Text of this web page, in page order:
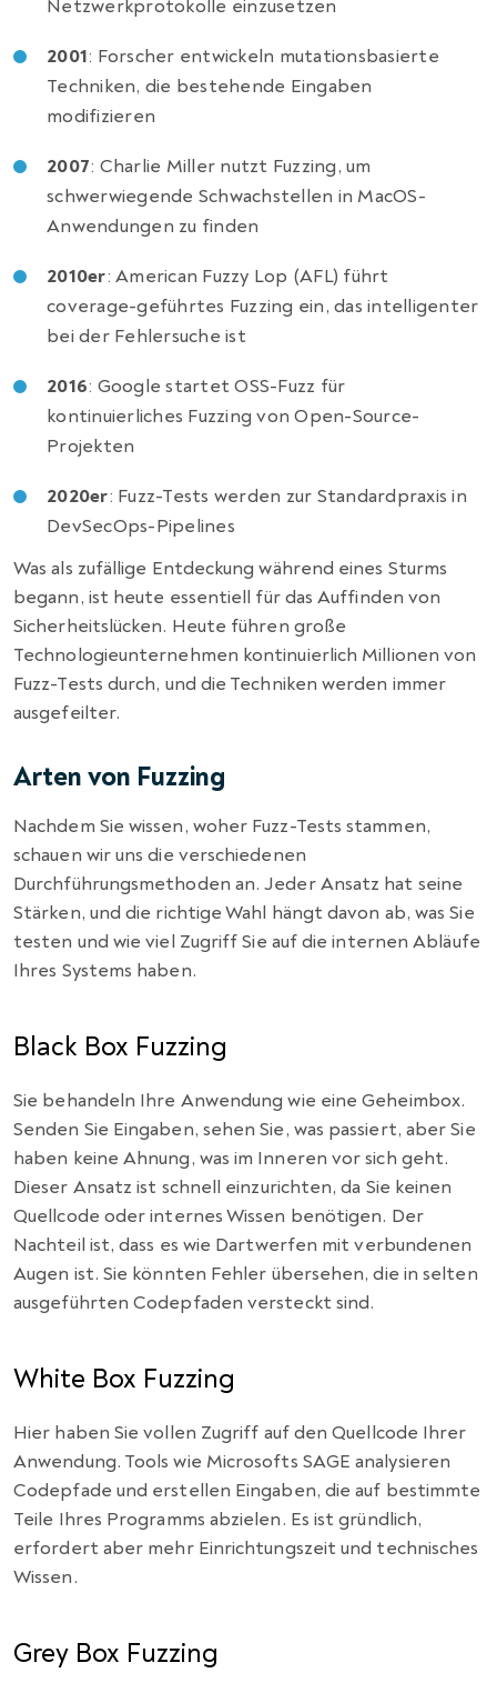
Netzwerkprotokolle einzusetzen
2001: Forscher entwickeln mutationsbasierte
Techniken, die bestehende Eingaben
modifizieren
2007: Charlie Miller nutzt Fuzzing, um
schwerwiegende Schwachstellen in MacOS-
Anwendungen zu finden
2010er: American Fuzzy Lop (AFL) führt
coverage-geführtes Fuzzing ein, das intelligenter
bei der Fehlersuche ist
2016: Google startet OSS-Fuzz für
kontinuierliches Fuzzing von Open-Source-
Projekten
2020er: Fuzz-Tests werden zur Standardpraxis in
DevSecOps-Pipelines
Was als zufällige Entdeckung während eines Sturms
begann, ist heute essentiell für das Auffinden von
Sicherheitslücken. Heute führen große
Technologieunternehmen kontinuierlich Millionen von
Fuzz-Tests durch, und die Techniken werden immer
ausgefeilter.
Arten von Fuzzing
Nachdem Sie wissen, woher Fuzz-Tests stammen,
schauen wir uns die verschiedenen
Durchführungsmethoden an. Jeder Ansatz hat seine
Stärken, und die richtige Wahl hängt davon ab, was Sie
testen und wie viel Zugriff Sie auf die internen Abläufe
Ihres Systems haben.
Black Box Fuzzing
Sie behandeln Ihre Anwendung wie eine Geheimbox.
Senden Sie Eingaben, sehen Sie, was passiert, aber Sie
haben keine Ahnung, was im Inneren vor sich geht.
Dieser Ansatz ist schnell einzurichten, da Sie keinen
Quellcode oder internes Wissen benötigen. Der
Nachteil ist, dass es wie Dartwerfen mit verbundenen
Augen ist. Sie könnten Fehler übersehen, die in selten
ausgeführten Codepfaden versteckt sind.
White Box Fuzzing
Hier haben Sie vollen Zugriff auf den Quellcode Ihrer
Anwendung. Tools wie Microsofts SAGE analysieren
Codepfade und erstellen Eingaben, die auf bestimmte
Teile Ihres Programms abzielen. Es ist gründlich,
erfordert aber mehr Einrichtungszeit und technisches
Wissen.
Grey Box Fuzzing